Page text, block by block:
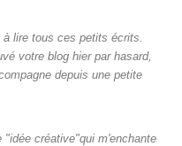
lire tous ces petits écrits.
votre blog hier par hasard,
depuis une petite
"idée créative"qui m'enchante